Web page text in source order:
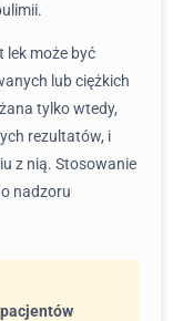
lek może być
lub ciężkich
tylko wtedy,
rezultatów, i
z nią. Stosowanie
nadzoru